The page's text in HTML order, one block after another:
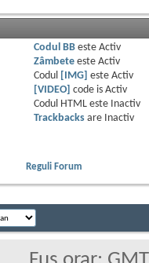
Codul BBeste Activ
Zâmbeteeste Activ
Codul
[IMG] este Activ
[VIDEO]
code is Activ
Codul HTML este
Inactiv
Trackbacksare
Inactiv
Reguli Forum